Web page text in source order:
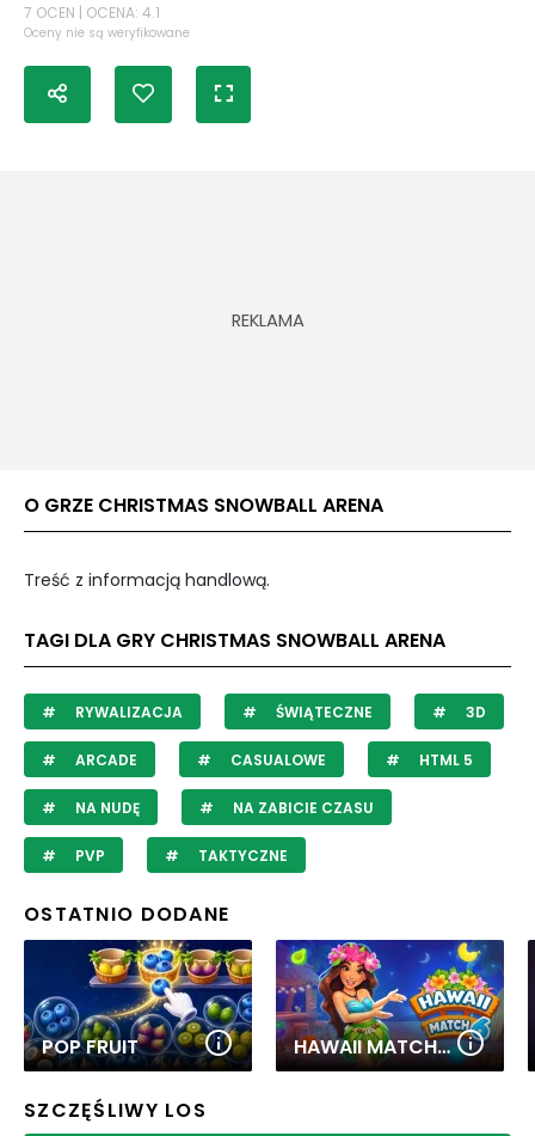
7 OCEN | OCENA: 4.1
Oceny nie są weryfikowane
O GRZE CHRISTMAS SNOWBALL ARENA
Treść z informacją handlową.
TAGI DLA GRY CHRISTMAS SNOWBALL ARENA
RYWALIZACJA ŚWIĄTECZNE 3D
ARCADE CASUALOWE HTML 5
NA NUDĘ NA ZABICIE CZASU
PVP TAKTYCZNE
OSTATNIO DODANE
POP FRUIT HAWAII MATCH 6
SZCZĘŚLIWY LOS